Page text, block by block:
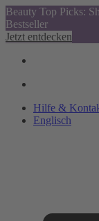
Beauty Top Picks:
Bestseller
Jetzt entdecken
Hilfe &
Englisch